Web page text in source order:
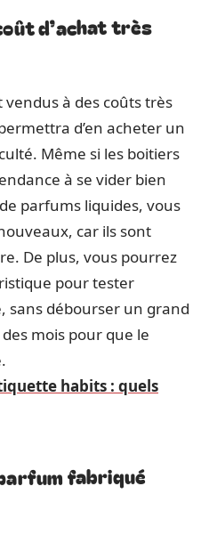
d’achat très
à des coûts très
d’en acheter un
Même si les boitiers
à se vider bien
parfums liquides, vous
car ils sont
De plus, vous pourrez
pour tester
sans débourser un grand
mois pour que le
habits : quels
fabriqué